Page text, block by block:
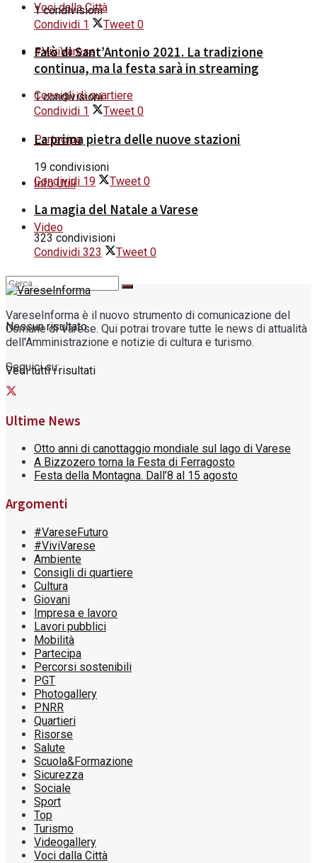
Voci dalla Città
#ViviVarese
Consigli di quartiere
Partecipa
Info Utili
Video
Nessun risultato
Vedi tutti i risultati
1 condivisioni
Condividi 1 Tweet 0
Falò di Sant’Antonio 2021. La tradizione
continua, ma la festa sarà in streaming
1 condivisioni
Condividi 1 Tweet 0
La prima pietra delle nuove stazioni
19 condivisioni
Condividi 19 Tweet 0
La magia del Natale a Varese
323 condivisioni
Condividi 323 Tweet 0
VareseInforma è il nuovo strumento di comunicazione del
Comune di Varese. Qui potrai trovare tutte le news di attualità
dell'Amministrazione e notizie di cultura e turismo.
Seguici su:
Ultime News
Otto anni di canottaggio mondiale sul lago di Varese
A Bizzozero torna la Festa di Ferragosto
Festa della Montagna. Dall’8 al 15 agosto
Argomenti
#VareseFuturo
#ViviVarese
Ambiente
Consigli di quartiere
Cultura
Giovani
Impresa e lavoro
Lavori pubblici
Mobilità
Partecipa
Percorsi sostenibili
PGT
Photogallery
PNRR
Quartieri
Risorse
Salute
Scuola&Formazione
Sicurezza
Sociale
Sport
Top
Turismo
Videogallery
Voci dalla Città